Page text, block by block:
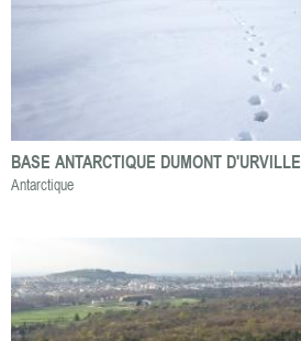
BASE ANTARCTIQUE DUMONT D'URVILLE
Antarctique